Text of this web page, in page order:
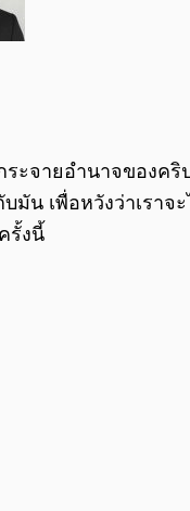
ะจายอำนาจของคริ
มัน เพื่อหวังว่าเราจ
รั้งนี้